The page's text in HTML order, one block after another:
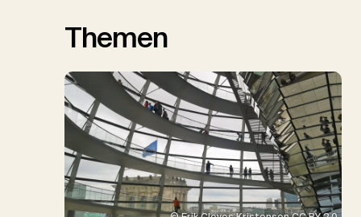
Themen